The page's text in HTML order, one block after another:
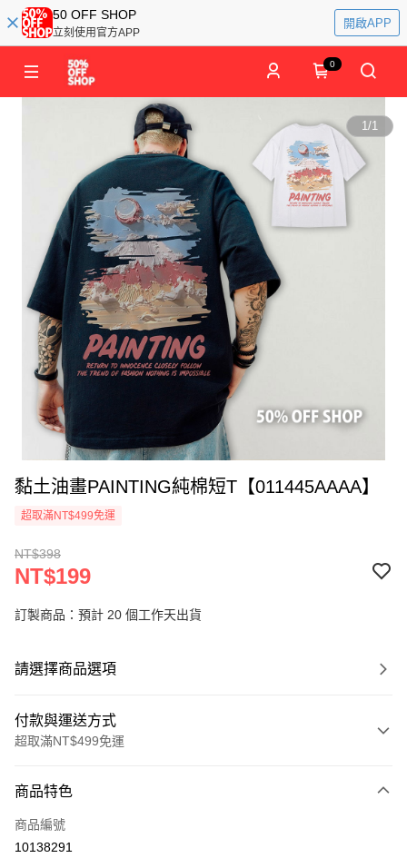
50 OFF SHOP
立刻使用官方APP
開啟APP
0
1/1
黏土油畫PAINTING純棉短T【011445AAAA】
超取滿NT$499免運
NT$398
NT$199
訂製商品：預計 20 個工作天出貨
請選擇商品選項
付款與運送方式
超取滿NT$499免運
信用卡一次付款
超商取貨付款
商品特色
商品編號
10138291